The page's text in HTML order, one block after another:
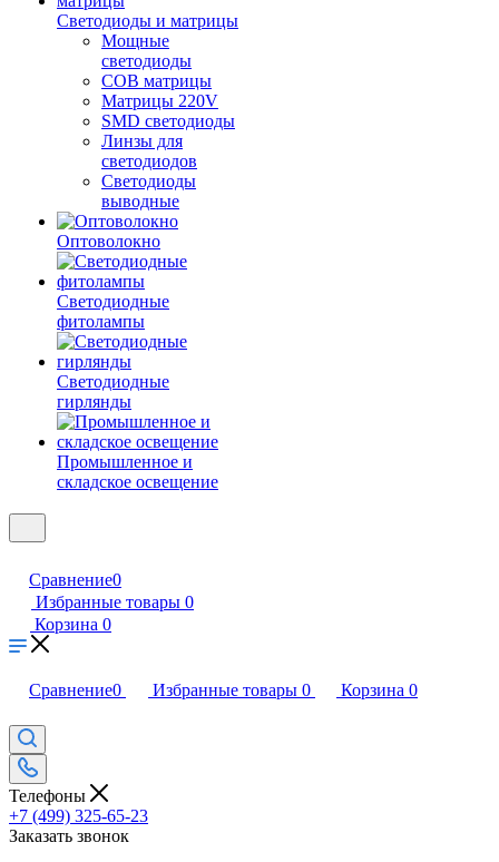
Светодиоды и матрицы
Мощные
светодиоды
COB матрицы
Матрицы 220V
SMD светодиоды
Линзы для
светодиодов
Светодиоды
выводные
Оптоволокно
Светодиодные
фитолампы
Светодиодные
гирлянды
Промышленное и
складское освещение
Сравнение0
Избранные товары 0
Корзина 0
Сравнение0 Избранные товары 0 Корзина 0
Телефоны
+7 (499) 325-65-23
Заказать звонок